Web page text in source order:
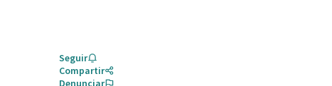
Seguir
Compartir
Denunciar